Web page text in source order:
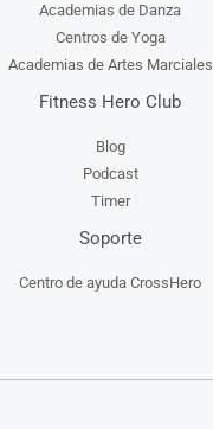
Academias de Danza
Centros de Yoga
Academias de Artes Marciales
Fitness Hero Club
Blog
Podcast
Timer
Soporte
Centro de ayuda CrossHero